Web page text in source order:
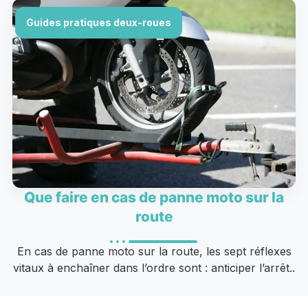
Guides pratiques deux-roues
Que faire en cas de panne moto sur la
route
En cas de panne moto sur la route, les sept réflexes
vitaux à enchaîner dans l’ordre sont : anticiper l’arrêt..